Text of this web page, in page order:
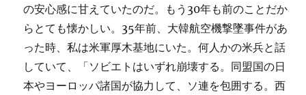
の安心感に甘えていたのだ。もう30年も前のことだか
らとても懐かしい。35年前、大韓航空機撃墜事件があ
った時、私は米軍厚木基地にいた。何人かの米兵と話
していて、「ソビエトはいずれ崩壊する。同盟国の日
本やヨーロッパ諸国が協力して、ソ連を包囲する。西